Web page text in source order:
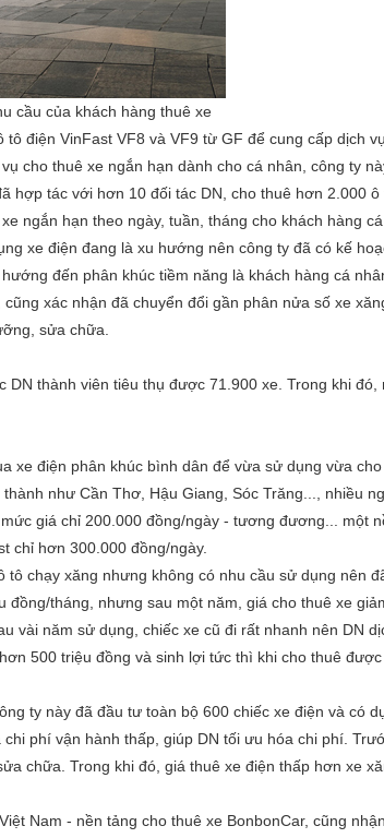
cầu của khách hàng thuê xe
điện VinFast VF8 và VF9 từ GF để cung cấp dịch
cho thuê xe ngắn hạn dành cho cá nhân, công ty
hợp tác với hơn 10 đối tác DN, cho thuê hơn 2.000
ngắn hạn theo ngày, tuần, tháng cho khách hàng
xe điện đang là xu hướng nên công ty đã có kế
đến phân khúc tiềm năng là khách hàng cá
xác nhận đã chuyển đổi gần phân nửa số xe
sửa chữa.
thành viên tiêu thụ được 71.900 xe. Trong khi đó,
xe điện phân khúc bình dân để vừa sử dụng vừa
như Cần Thơ, Hậu Giang, Sóc Trăng..., nhiều
giá chỉ 200.000 đồng/ngày - tương đương... một
chỉ hơn 300.000 đồng/ngày.
chạy xăng nhưng không có nhu cầu sử dụng nên
tháng, nhưng sau một năm, giá cho thuê xe
vài năm sử dụng, chiếc xe cũ đi rất nhanh nên DN
500 triệu đồng và sinh lợi tức thì khi cho thuê
ty này đã đầu tư toàn bộ 600 chiếc xe điện và có
phí vận hành thấp, giúp DN tối ưu hóa chi phí.
chữa. Trong khi đó, giá thuê xe điện thấp hơn xe
Nam - nền tảng cho thuê xe BonbonCar, cũng